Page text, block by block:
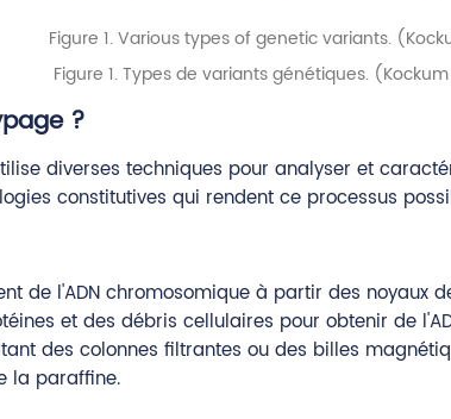
Figure 1. Types de variants génétiques.
?
diverses techniques pour analyser et
constitutives qui rendent ce processus
de l'ADN chromosomique à partir des
et des débris cellulaires pour obtenir de
des colonnes filtrantes ou des billes
la paraffine.